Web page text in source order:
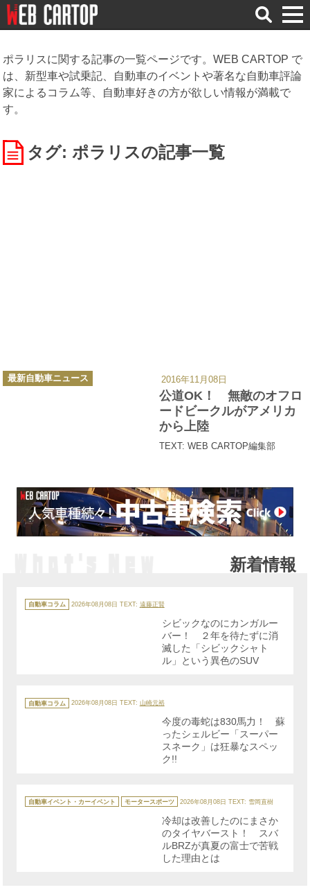
検
索
ポラリスに関する記事の一覧ページです。WEB CARTOP で
は、新型車や試乗記、自動車のイベントや著名な自動車評論
家によるコラム等、自動車好きの方が欲しい情報が満載で
す。
タグ: ポラリスの記事一覧
公道OK！ 無敵のオフロ
ードビークルがアメリカ
から上陸
TEXT: WEB CARTOP編集部
カ
テ
最新自動車ニュース 2016年11月08日
新着情報
カ
テ
ゴ
自動車コラム 2026年08月08日 TEXT: 遠藤正賢
シビックなのにカンガルー
バー！ ２年を待たずに消
滅した「シビックシャト
ル」という異色のSUV
テ
ゴ
自動車コラム 2026年08月08日 TEXT: 山崎元裕
今度の毒蛇は830馬力！ 蘇
ったシェルビー「スーパー
スネーク」は狂暴なスペッ
ク!!
テ
ゴ
自動車イベント・カーイベント モータースポーツ 2026年08月08日 TEXT: 雪岡直樹
冷却は改善したのにまさか
のタイヤバースト！ スバ
ルBRZが真夏の富士で苦戦
した理由とは